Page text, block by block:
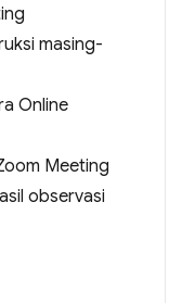
masing-
Online
Meeting
observasi